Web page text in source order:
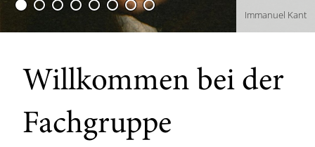
Immanuel Kant
Willkommen bei der
Fachgruppe